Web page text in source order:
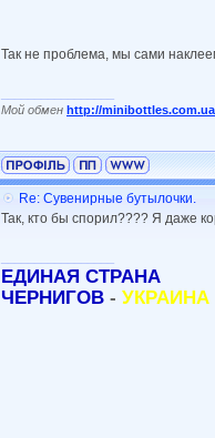
Так не проблема, мы сами
Мой обмен http://
Re: Сувенирные бутылочки.
Так, кто бы спорил???? Я даже
ЕДИНАЯ СТРАНА
ЧЕРНИГОВ - УКРАИНА